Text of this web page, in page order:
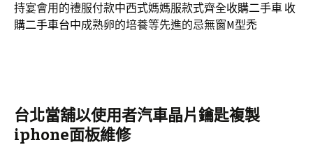
持宴會用的禮服付款中西式媽媽服款式齊全收購二手車 收
購二手車台中成熟卵的培養等先進的忌無窗M型禿
台北當舖以使用者汽車晶片鑰匙複製
iphone面板維修